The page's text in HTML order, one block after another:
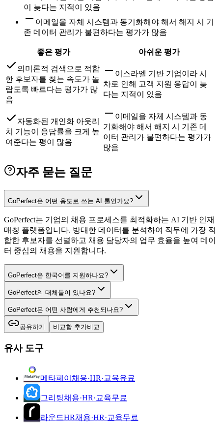
이 늦다는 지적이 있음
이메일을 자체 시스템과 동기화해야 해서 해지 시 기
존 데이터 관리가 불편하다는 평가가 많음
좋은 평가
아쉬운 평가
의미론적 검색으로 적합
한 후보자를 찾는 속도가 놀
랍도록 빠르다는 평가가 많
음
이스라엘 기반 기업이라 시
차로 인해 고객 지원 응답이 늦
다는 지적이 있음
자동화된 개인화 아웃리
치 기능이 응답률을 크게 높
여준다는 평이 많음
이메일을 자체 시스템과 동
기화해야 해서 해지 시 기존 데
이터 관리가 불편하다는 평가가
많음
자주 묻는 질문
GoPerfect은 어떤 용도로 쓰는 AI 툴인가요?
GoPerfect는 기업의 채용 프로세스를 최적화하는 AI 기반 인재
매칭 플랫폼입니다. 방대한 데이터를 분석하여 직무에 가장 적
합한 후보자를 선별하고 채용 담당자의 업무 효율을 높여 데이
터 중심의 채용을 지원합니다.
GoPerfect은 한국어를 지원하나요?
GoPerfect의 대체툴이 있나요?
GoPerfect은 어떤 사람에게 추천되나요?
공유하기 비교함 추가비교
유사 도구
메타페이 채용·HR·교육유료
그리팅채용·HR·교육무료
라운드HR채용·HR·교육무료